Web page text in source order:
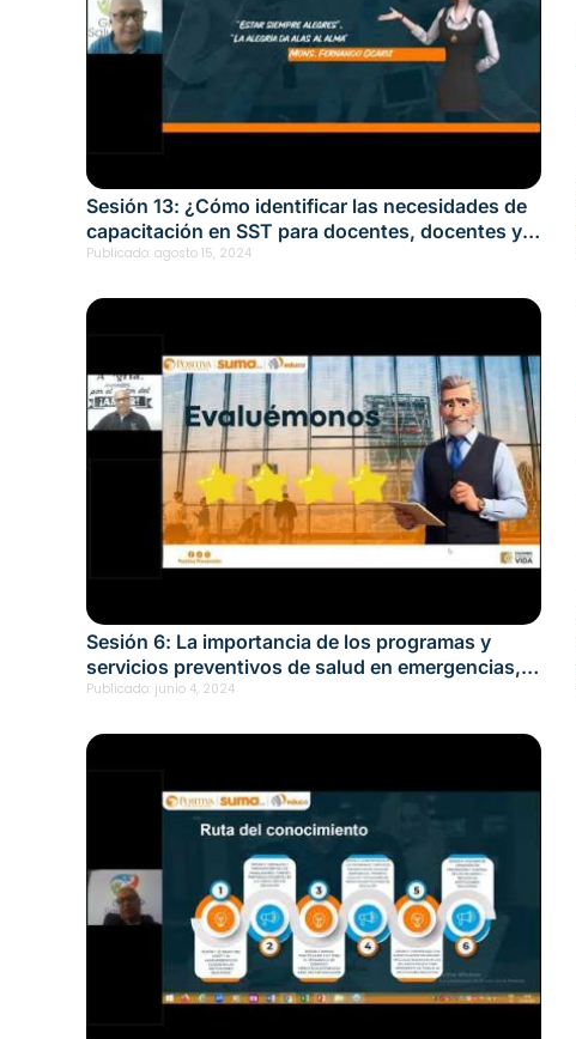
Sesión 13: ¿Cómo identificar las necesidades de
capacitación en SST para docentes, docentes y
directivos? Fecha: agosto 15, 2024
Publicado: agosto 15, 2024
Sesión 6: La importancia de los programas y
servicios preventivos de salud en emergencias,
primeros auxilios y situaciones de riesgo en
Publicado: junio 4, 2024